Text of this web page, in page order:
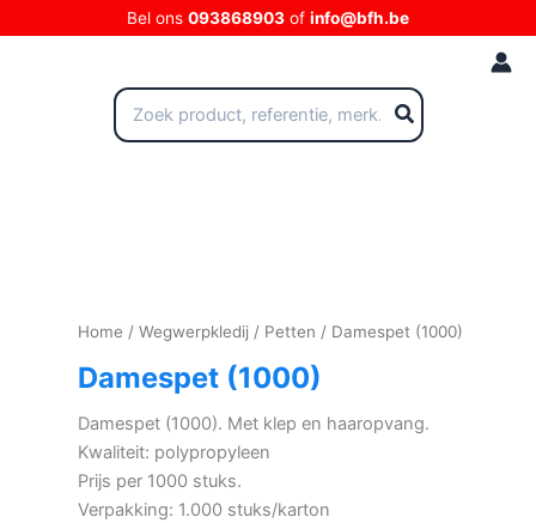
naar
Bel ons 093868903 of info@bfh.be
Zoeken
naar:
Home / Wegwerpkledij / Petten / Damespet (1000)
Damespet (1000)
Damespet (1000). Met klep en haaropvang.
Kwaliteit: polypropyleen
Prijs per 1000 stuks.
Verpakking: 1.000 stuks/karton